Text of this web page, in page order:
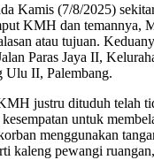
Kamis (7/8/2025)
KMH dan temannya,
atau tujuan.
Paras Jaya II,
Ulu II, Palembang.
justru dituduh telah
untuk
menggunakan
kaleng pewangi